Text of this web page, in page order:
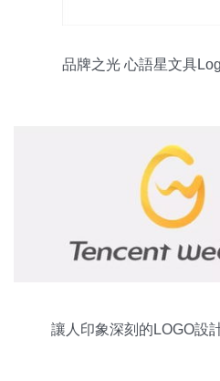
品牌之光 心語星文具
讓人印象深刻的LOGO設